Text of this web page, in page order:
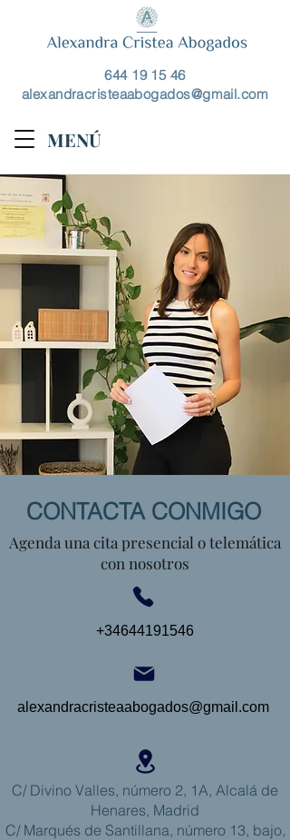
MENÚ
644 19 15 46
alexandracristeaabogados@gmail.com
CONTACTA CONMIGO
Agenda una cita presencial o telemática
con nosotros
+34644191546
alexandracristeaabogados@gmail.com
C/ Divino Valles, número 2, 1A, Alcalá de
Henares, Madrid
C/ Marqués de Santillana, número 13, bajo,